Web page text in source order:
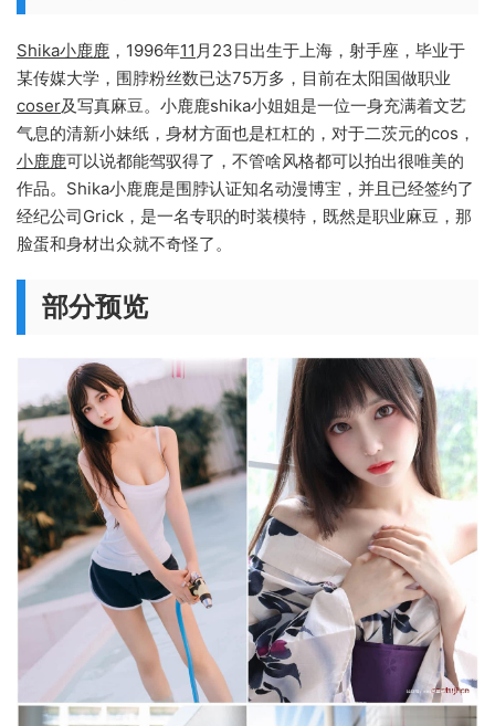
Shika小鹿鹿 ，1996年11 月23日出生于上海，射手座，毕业于
某传媒大学，围脖粉丝数已达75万多，目前在太阳国做职业
coser及写真麻豆。小鹿鹿shika小姐姐是一位一身充满着文艺
气息的清新小妹纸，身材方面也是杠杠的，对于二茨元的cos，
小鹿鹿可以说都能驾驭得了，不管啥风格都可以拍出很唯美的
作品。Shika小鹿鹿是围脖认证知名动漫博宔，并且已经签约了
经纪公司Grick，是一名专职的时装模特，既然是职业麻豆，那
脸蛋和身材出众就不奇怪了。
部分预览